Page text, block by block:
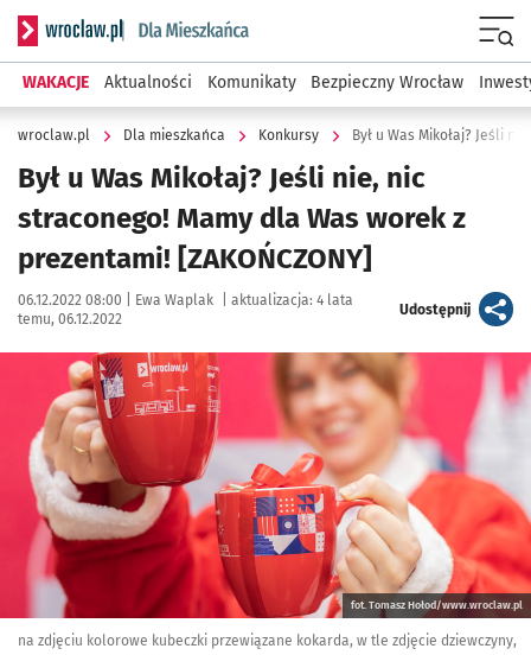
Serwis informacyjny wroclaw.pl podserwis: Dla mieszkańca
WAKACJE Aktualności Komunikaty Bezpieczny Wrocław
wroclaw.pl Dla mieszkańca Konkursy
Był u Was Mikołaj? Jeśli nie, nic
straconego! Mamy dla Was worek z
prezentami! [ZAKOŃCZONY]
Data publikacji:
06.12.2022 08:00 | Autor:
Ewa Waplak aktualizacja: 4 lata
temu, 06.12.2022
Udostępnijartykuł
Kliknij, aby powiększyć
fot. Tomasz Hołod/www.wroclaw.pl
na zdjęciu kolorowe kubeczki przewiązane kokarda, w tle zdjęcie dziewczyny,